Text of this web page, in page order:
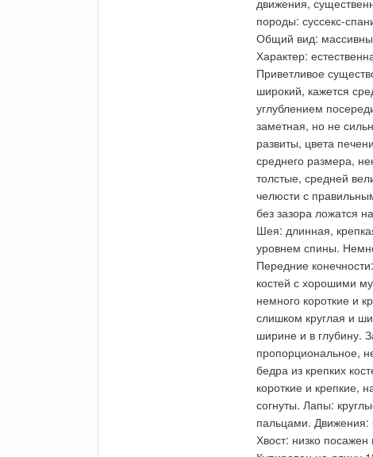
породы: суссекс-
Общий вид:
Характер:
Приветливое
широкий, кажется
углублением
заметная, но не
развиты, цвета
среднего размера,
толстые, средней
челюсти с
без зазора ложатся
Шея: длинная,
уровнем спины.
Передние
костей с хорошими
немного короткие и
слишком круглая и
ширине и в глубину.
пропорциональное,
бедра из крепких
короткие и крепкие,
согнуты. Лапы:
пальцами. Движения:
Хвост: низко